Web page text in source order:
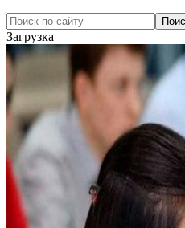
Загрузка